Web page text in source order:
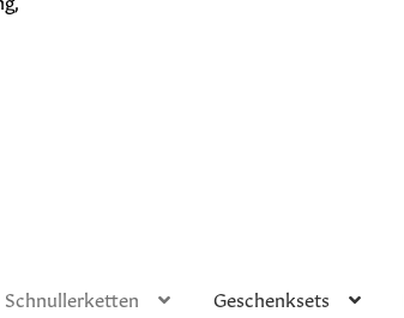
Schnullerketten Geschenksets